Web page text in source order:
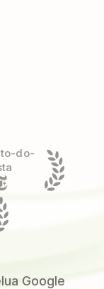
to-do-
Google